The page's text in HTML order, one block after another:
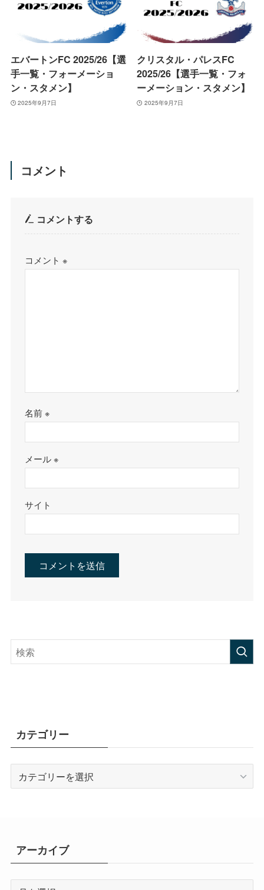
エバートンFC 2025/26【選
手一覧・フォーメーショ
ン・スタメン】
2025年9月7日
クリスタル・パレスFC
2025/26【選手一覧・フォ
ーメーション・スタメン】
2025年9月7日
コメント
コメントする
コメント※
名前※
メール※
サイト
カテゴリー
テ
アーカイブ